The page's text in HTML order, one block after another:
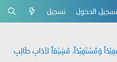
تسجيل الدخول تسجيل
وَمُسْتَفِيْدَاً، مُشِيْعَاً لآدَابِ طَالِبِ